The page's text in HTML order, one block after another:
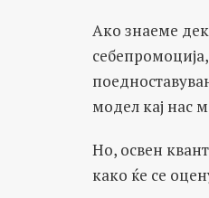
Ако знаеме
модел кај нас
Но, освен
како ќе се